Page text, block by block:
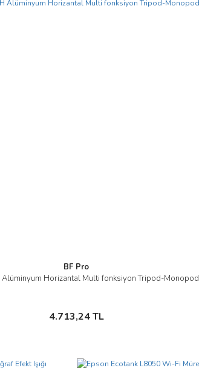
BF Pro
Alüminyum Horizantal Multi fonksiyon Tripod-Monopod
4.713,24 TL
İncele
Sepete Ekle